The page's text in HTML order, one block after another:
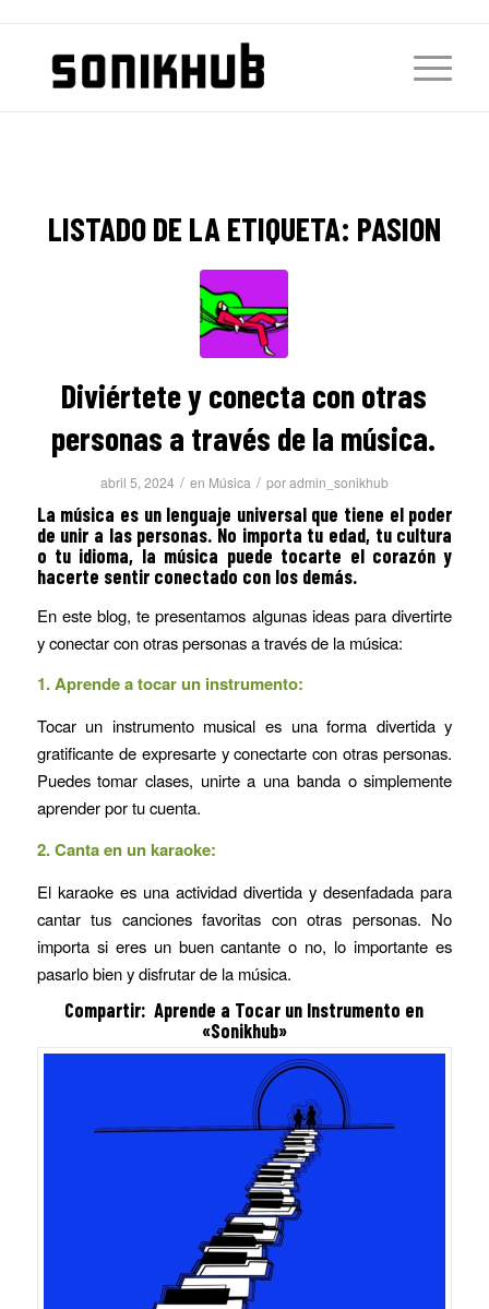
LISTADO DE LA ETIQUETA: PASION
Diviértete y conecta con otras
personas a través de la música.
abril 5, 2024 / en Música / poradmin_sonikhub
La música es un lenguaje universal que tiene el poder
de unir a las personas. No importa tu edad, tu cultura
o tu idioma, la música puede tocarte el corazón y
hacerte sentir conectado con los demás.
En este blog, te presentamos algunas ideas para divertirte
y conectar con otras personas a través de la música:
1.Aprende a tocar un instrumento:
Tocar un instrumento musical es una forma divertida y
gratificante de expresarte y conectarte con otras personas.
Puedes tomar clases, unirte a una banda o simplemente
aprender por tu cuenta.
2.Canta en un karaoke:
El karaoke es una actividad divertida y desenfadada para
cantar tus canciones favoritas con otras personas. No
importa si eres un buen cantante o no, lo importante es
pasarlo bien y disfrutar de la música.
Compartir: Aprende a Tocar un Instrumento en
«Sonikhub»